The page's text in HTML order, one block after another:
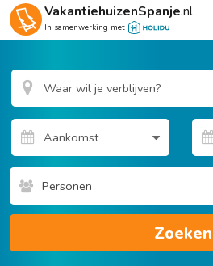
VakantiehuizenSpanje.nl
In samenwerking met
Personen
Zoeken